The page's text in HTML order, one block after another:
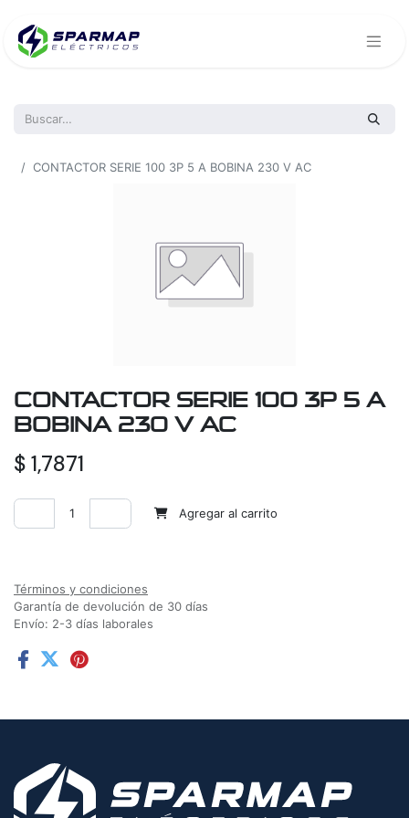
CONTACTOR SERIE 100 3P 5 A BOBINA 230 V AC
CONTACTOR SERIE 100 3P 5 A
BOBINA 230 V AC
$ 1,7871
Agregar al carrito
Términos y condiciones
Garantía de devolución de 30 días
Envío: 2-3 días laborales